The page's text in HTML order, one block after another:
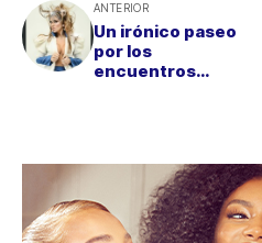
ANTERIOR
Un irónico paseo
por los
encuentros